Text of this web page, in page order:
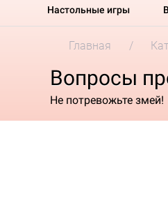
Настольные игры
Главная
Вопросы
Не потревожьте змей!